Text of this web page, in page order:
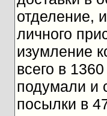
отделение,
личного
изумление
всего в
подумали и
посылки в